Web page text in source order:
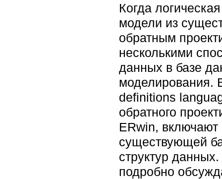
Когда
модели из
обратным
несколькими
данных в базе
моделирования.
definitions
обратного
ERwin,
существующей
структур
подробно